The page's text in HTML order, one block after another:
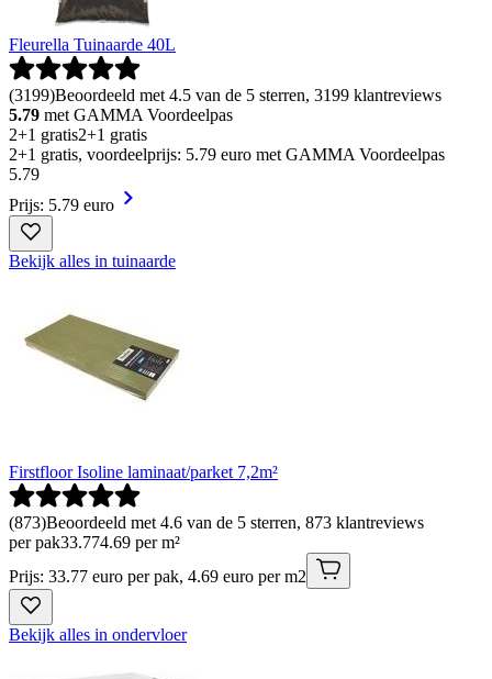
Fleurella Tuinaarde 40L
(3199)Beoordeeld met 4.5 van de 5 sterren, 3199 klantreviews
5.79 met GAMMA Voordeelpas
2+1 gratis2+1 gratis
2+1 gratis, voordeelprijs: 5.79 euro met GAMMA Voordeelpas
5.79
Prijs: 5.79 euro
Bekijk alles in tuinaarde
Firstfloor Isoline laminaat/parket 7,2m²
(873)Beoordeeld met 4.6 van de 5 sterren, 873 klantreviews
per pak33.774.69 per m²
Prijs: 33.77 euro per pak, 4.69 euro per m2
Bekijk alles in ondervloer